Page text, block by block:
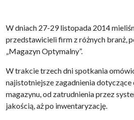
W dniach 27-29 listopada 2014
przedstawicieli firm z różnych branż,
„Magazyn Optymalny”.
W trakcie trzech dni spotkania
najistotniejsze zagadnienia
magazynu, od zatrudnienia przez
jakością, aż po inwentaryzację.